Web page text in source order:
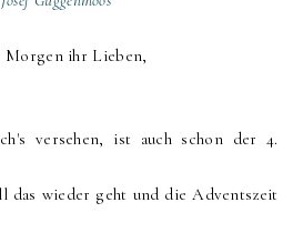
Morgen ihr Lieben,
versehen, ist auch schon der 4.
das wieder geht und die Adventszeit